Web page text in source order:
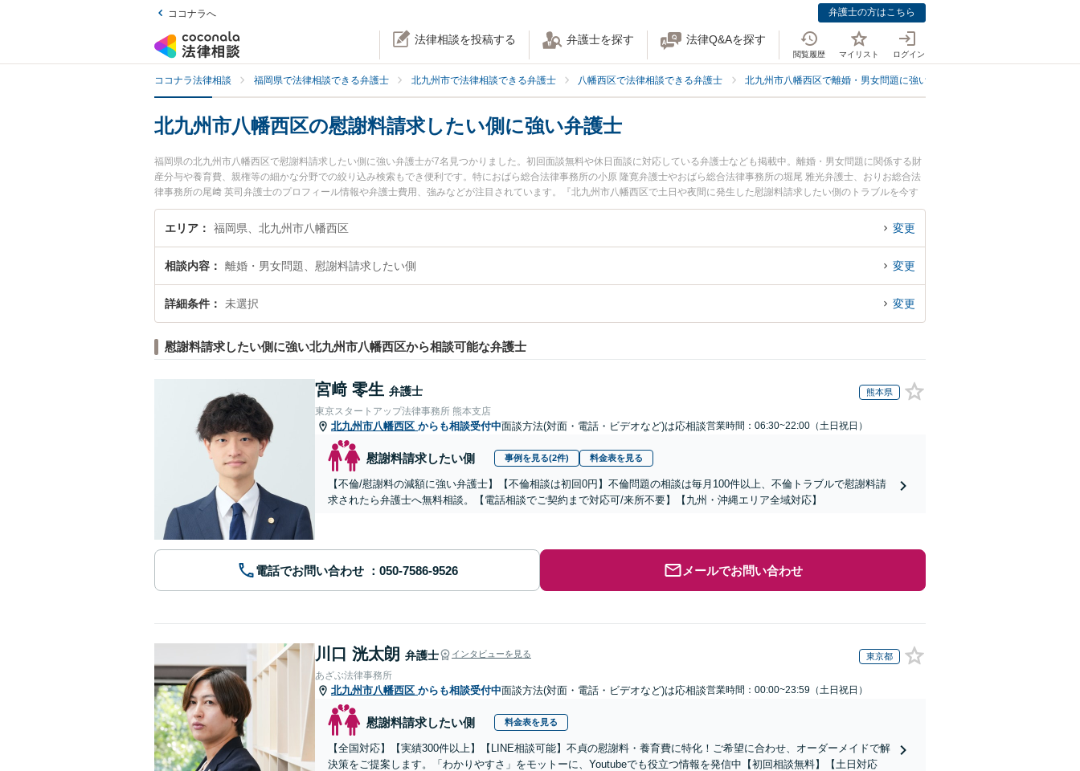
ココナラへ 弁護士の方はこちら
法律相談を投稿する 弁護士を探す 法律Q&Aを探す
閲覧履歴 マイリスト ログイン
ココナラ法律相談 福岡県で法律相談できる弁護士 北九州市で法律相談できる弁護士 八幡西区で法律相談できる弁護士 北九州市八幡西区で離婚・男女問題に強い弁護士
北九州市八幡西区の慰謝料請求したい側に強い弁護士
福岡県の北九州市八幡西区で慰謝料請求したい側に強い弁護士が7名見つかりました。初回面談無料や休日面談に対応している弁護士なども掲載中。離婚・男女問題に関係する財
産分与や養育費、親権等の細かな分野での絞り込み検索もでき便利です。特におばら総合法律事務所の小原 隆寛弁護士やおばら総合法律事務所の堀尾 雅光弁護士、おりお総合法
律事務所の尾﨑 英司弁護士のプロフィール情報や弁護士費用、強みなどが注目されています。『北九州市八幡西区で土日や夜間に発生した慰謝料請求したい側のトラブルを今す
ぐに弁護士に相談したい』『慰謝料請求したい側のトラブル解決の実績豊富な近くの弁護士を検索したい』『初回相談無料で慰謝料請求したい側を法律相談できる北九州市八幡西
区内の弁護士に相談予約したい』などでお困りの相談者さんにおすすめです。
エリア 福岡県、北九州市八幡西区 変更
相談内容 離婚・男女問題、慰謝料請求したい側 変更
詳細条件 未選択 変更
慰謝料請求したい側に強い北九州市八幡西区から相談可能な弁護士
宮﨑 零生 弁護士 熊本県
東京スタートアップ法律事務所 熊本支店
北九州市八幡西区 からも相談受付中面談方法(対面・電話・ビデオなど)は応相談営業時間：06:30~22:00（土日祝日）
慰謝料請求したい側 事例を見る(2件) 料金表を見る
【不倫/慰謝料の減額に強い弁護士】【不倫相談は初回0円】不倫問題の相談は毎月100件以上、不倫トラブルで慰謝料請
求されたら弁護士へ無料相談。【電話相談でご契約まで対応可/来所不要】【九州・沖縄エリア全域対応】
電話でお問い合わせ メールでお問い合わせ
川口 洸太朗 弁護士 インタビューを見る 東京都
あざぶ法律事務所
北九州市八幡西区 からも相談受付中面談方法(対面・電話・ビデオなど)は応相談営業時間：00:00~23:59（土日祝日）
慰謝料請求したい側 料金表を見る
【全国対応】【実績300件以上】【LINE相談可能】不貞の慰謝料・養育費に特化！ご希望に合わせ、オーダーメイドで解
決策をご提案します。「わかりやすさ」をモットーに、Youtubeでも役立つ情報を発信中【初回相談無料】【土日対応